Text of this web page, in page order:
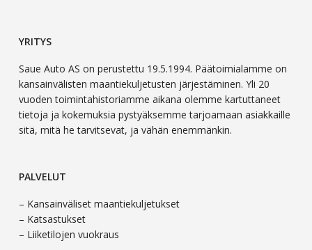
YRITYS
Saue Auto AS on perustettu 19.5.1994. Päätoimialamme on
kansainvälisten maantiekuljetusten järjestäminen. Yli 20
vuoden toimintahistoriamme aikana olemme kartuttaneet
tietoja ja kokemuksia pystyäksemme tarjoamaan asiakkaille
sitä, mitä he tarvitsevat, ja vähän enemmänkin.
PALVELUT
– Kansainväliset maantiekuljetukset
– Katsastukset
– Liiketilojen vuokraus